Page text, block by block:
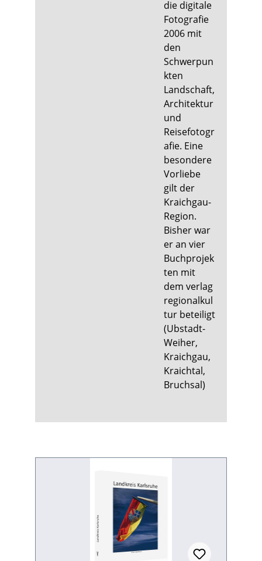
die digitale
Fotografie
2006 mit
den
Schwerpun
kten
Landschaft,
Architektur
und
Reisefotogr
afie. Eine
besondere
Vorliebe
gilt der
Kraichgau-
Region.
Bisher war
er an vier
Buchprojek
ten mit
dem verlag
regionalkul
tur beteiligt
(Ubstadt-
Weiher,
Kraichgau,
Kraichtal,
Bruchsal)